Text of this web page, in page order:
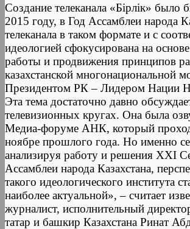
Создание телеканала «Бірлік» было
2015 году, в Год Ассамблеи народа
телеканала в таком формате и с
идеологией сфокусирована на
работы и продвижения принципов
казахстанской многонациональной
Президентом РК – Лидером Нации
Эта тема достаточно давно
телевизионных кругах. Она была
Медиа-форуме АНК, который
ноябре прошлого года. Но именно
анализируя работу и решения XXI
Ассамблеи народа Казахстана,
такого идеологического института
наиболее актуальной», – считает
журналист, исполнительный
татар и башкир Казахстана Ринат